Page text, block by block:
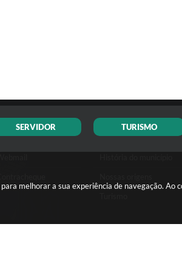
melhorar a sua experiência de navegação. Ao
SERVIDOR TURISMO